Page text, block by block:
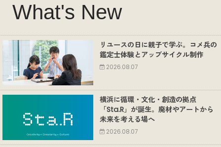
What's New
リユースの日に親子で学ぶ。コメ兵の
鑑定士体験とアップサイクル制作
2026.08.07
横浜に循環・文化・創造の拠点
「Sta.R」が誕生。廃材やアートから
未来を考える場へ
2026.08.07